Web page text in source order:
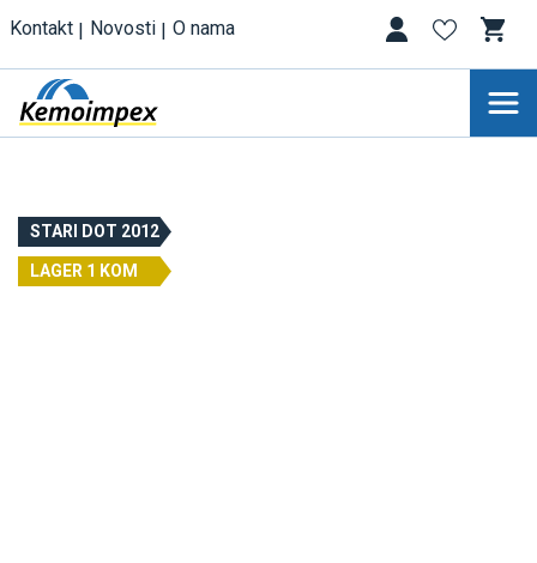
Kontakt Novosti O nama
STARI DOT 2012
LAGER 1 KOM